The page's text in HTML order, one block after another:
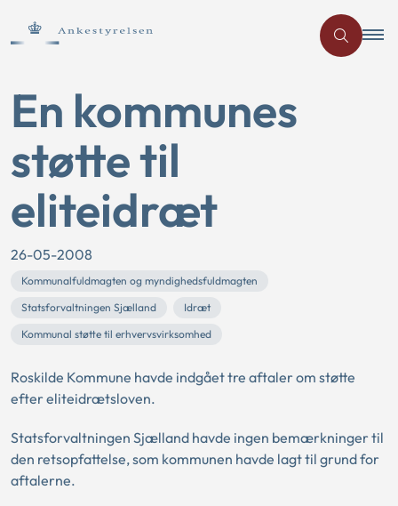
En kommunes
støtte til
eliteidræt
26-05-2008
Kommunalfuldmagten og myndighedsfuldmagten
Statsforvaltningen Sjælland
Idræt
Kommunal støtte til erhvervsvirksomhed
Roskilde Kommune havde indgået tre aftaler om støtte
efter eliteidrætsloven.
Statsforvaltningen Sjælland havde ingen bemærkninger til
den retsopfattelse, som kommunen havde lagt til grund for
aftalerne.